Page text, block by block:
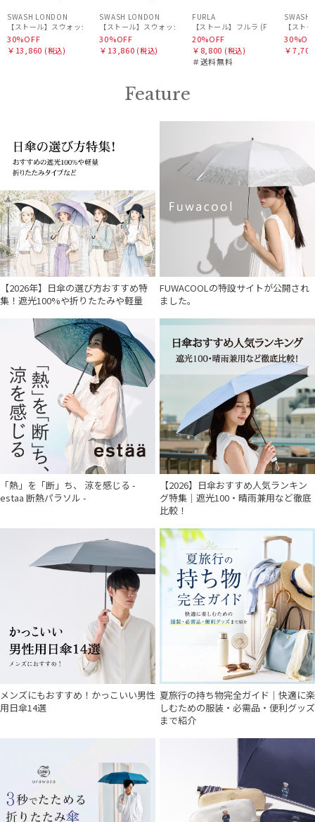
SWASH LONDON
【ストール】スウォッシュロンドン (SWASH LONDON) Filigree Menagerie 115*115 コッ
30%OFF
￥13,860 (税込)
SWASH LONDON
【ストール】スウォッシュロンドン (SWASH LONDON)
30%OFF
￥13,860 (税込)
FURLA
【ストール】フルラ (FURLA) 麻
20%OFF
￥8,800 (税込)
＃送料無料
SWASH
【スト
￥7,700
Feature
【2026年】日傘の選び方おすすめ特
集！遮光100%や折りたたみや軽量
FUWACOOLの特設サイトが公開され
ました。
「熱」を「断」ち、 涼を感じる -
estaa 断熱パラソル -
【2026】日傘おすすめ人気ランキン
グ特集｜遮光100・晴雨兼用など徹底
比較！
メンズにもおすすめ！かっこいい男性
用日傘14選
夏旅行の持ち物完全ガイド｜快適に楽
しむための服装・必需品・便利グッズ
まで紹介